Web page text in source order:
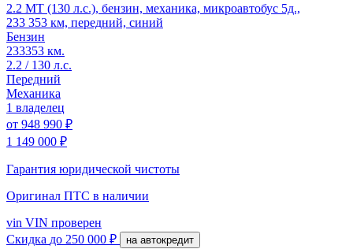
2.2 MT (130 л.с.), бензин, механика, микроавтобус 5д.,
233 353 км, передний, синий
Бензин
233353 км.
2.2 / 130 л.с.
Передний
Механика
1 владелец
от 948 990 ₽
1 149 000 ₽
Гарантия юридической чистоты
Оригинал ПТС в наличии
vin VIN проверен
Скидка до 250 000 ₽ на автокредит